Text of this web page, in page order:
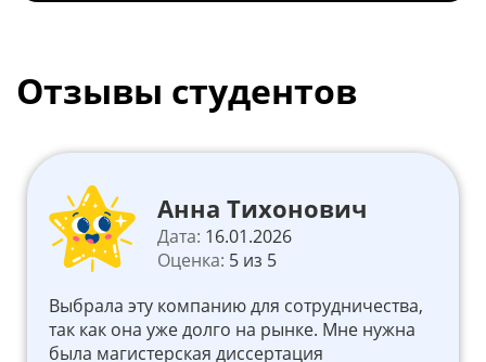
Отзывы студентов
Анна Тихонович
Дата: 16.01.2026
Оценка: 5 из 5
Выбрала эту компанию для сотрудничества,
так как она уже долго на рынке. Мне нужна
была магистерская диссертация